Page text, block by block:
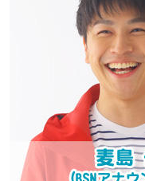
ニュース
天気
プレゼント
コンテ
キッズ